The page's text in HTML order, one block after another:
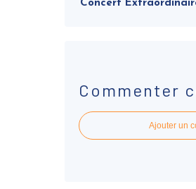
Concert
Commenter
Ajouter un